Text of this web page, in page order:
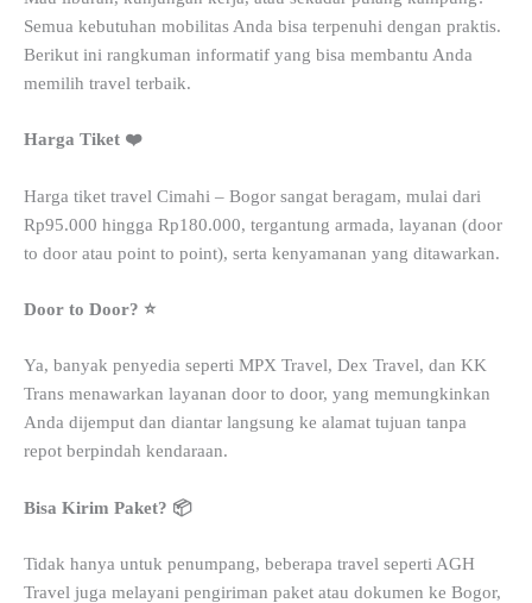
Semua kebutuhan mobilitas Anda bisa terpenuhi dengan praktis.
Berikut ini rangkuman informatif yang bisa membantu Anda
memilih travel terbaik.
Harga Tiket ❤️
Harga tiket travel Cimahi – Bogor sangat beragam, mulai dari
Rp95.000 hingga Rp180.000, tergantung armada, layanan (door
to door atau point to point), serta kenyamanan yang ditawarkan.
Door to Door? ⭐
Ya, banyak penyedia seperti MPX Travel, Dex Travel, dan KK
Trans menawarkan layanan door to door, yang memungkinkan
Anda dijemput dan diantar langsung ke alamat tujuan tanpa
repot berpindah kendaraan.
Bisa Kirim Paket? 📦
Tidak hanya untuk penumpang, beberapa travel seperti AGH
Travel juga melayani pengiriman paket atau dokumen ke Bogor,